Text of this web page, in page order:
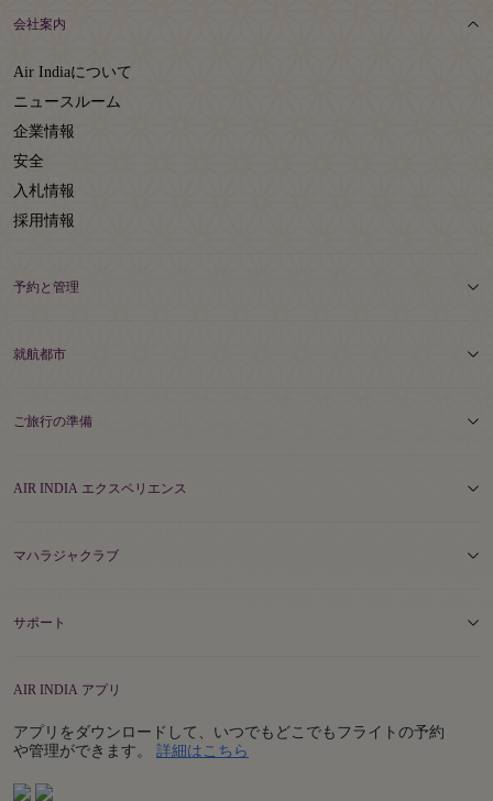
会社案内
Air Indiaについて
ニュースルーム
企業情報
安全
入札情報
採用情報
予約と管理
就航都市
ご旅行の準備
AIR INDIA エクスペリエンス
マハラジャクラブ
サポート
AIR INDIA アプリ
アプリをダウンロードして、いつでもどこでもフライトの予約
や管理ができます。 詳細はこちら